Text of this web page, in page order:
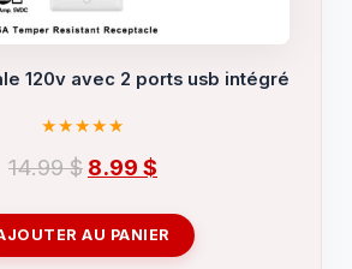
120v avec 2 ports usb intégré
14.99$ Le
initial
8.99 $
actuel
AU PANIER